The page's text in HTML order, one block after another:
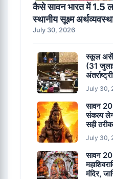
कैसे सावन भारत में 1.5
स्थानीय सूक्ष्म
July 30, 2026
स्कूल
(31
July 30,
सावन
संकल्प
सही
July 30,
सावन
मंदिर,